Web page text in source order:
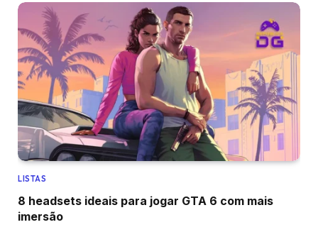
LISTAS
8 headsets ideais para jogar GTA 6 com mais
imersão